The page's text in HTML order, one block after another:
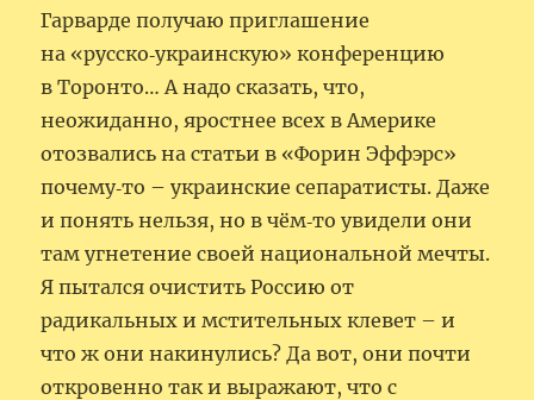
Гарварде получаю приглашение
на «русско‑украинскую» конференцию
в Торонто… А надо сказать, что,
неожиданно, яростнее всех в Америке
отозвались на статьи в «Форин Эффэрс»
почему‑то – украинские сепаратисты. Даже
и понять нельзя, но в чём‑то увидели они
там угнетение своей национальной мечты.
Я пытался очистить Россию от
радикальных и мстительных клевет – и
что ж они накинулись? Да вот, они почти
откровенно так и выражают, что с